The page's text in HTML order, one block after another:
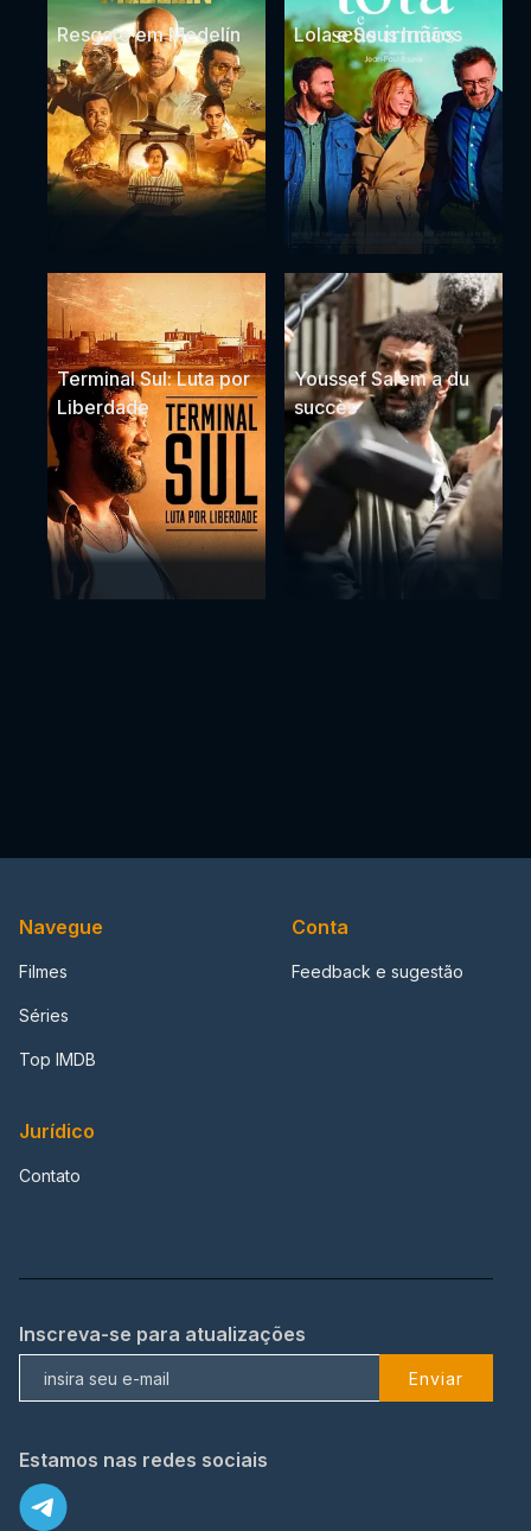
Resgate em Medelín Lola e Seus Irmãos
Terminal Sul: Luta por
Liberdade
Youssef Salem a du
succès
Navegue
Filmes
Séries
Top IMDB
Conta
Feedback e sugestão
Jurídico
Contato
Inscreva-se para atualizações
Enviar
Estamos nas redes sociais